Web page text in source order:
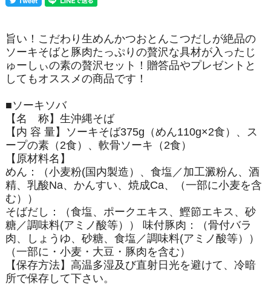
旨い！こだわり生めんかつおとんこつだしが絶品の
ソーキそばと豚肉たっぷりの贅沢な具材が入ったじ
ゅーしぃの素の贅沢セット！贈答品やプレゼントと
してもオススメの商品です！
■ソーキソバ
【名 称】生沖縄そば
【内 容 量】ソーキそば375g（めん110g×2食）、ス
ープの素（2食）、軟骨ソーキ（2食）
【原材料名】
めん：（小麦粉(国内製造）、食塩／加工澱粉ん、酒
精、乳酸Na、かんすい、焼成Ca、（一部に小麦を含
む））
そばだし：（食塩、ポークエキス、鰹節エキス、砂
糖／調味料(アミノ酸等）） 味付豚肉：（骨付バラ
肉、しょうゆ、砂糖、食塩／調味料(アミノ酸等））
（一部に・小麦・大豆・豚肉を含む）
【保存方法】高温多湿及び直射日光を避けて、冷暗
所で保存して下さい。